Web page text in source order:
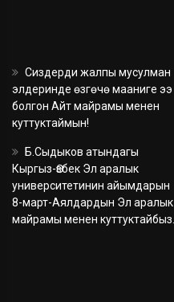
Сиздерди жалпы мусулман
элдеринде өзгөчө мааниге ээ
болгон Айт майрамы менен
куттуктаймын!
Б.Сыдыков атындагы
Кыргыз-Өзбек Эл аралык
университетинин айымдарын
8-март-Аялдардын Эл аралык
майрамы менен куттуктайбыз.